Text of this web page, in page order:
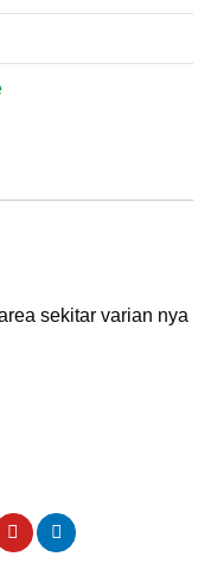
sekitar varian nya